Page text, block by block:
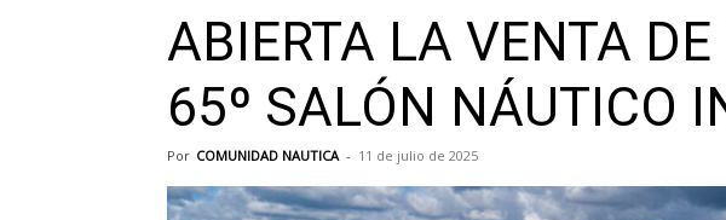
ABIERTA LA VENTA
65º SALÓN NÁUTICO
Por COMUNIDAD NAUTICA - 11 de julio de 2025